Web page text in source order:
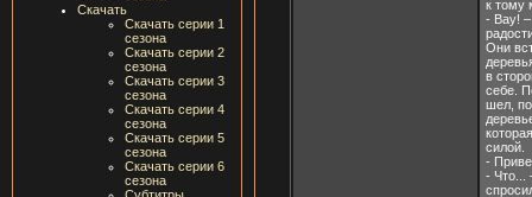
Скачать
Скачать серии 1
сезона
Скачать серии 2
сезона
Скачать серии 3
сезона
Скачать серии 4
сезона
Скачать серии 5
сезона
Скачать серии 6
сезона
к тому
- Вау! –
Они
в
себе.
шел,
силой.
-
- Что...